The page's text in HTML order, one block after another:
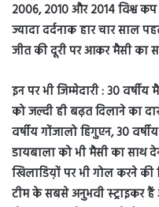
2006, 2010 और 2014 विश्व
ज्यादा दर्दनाक हार चार साल
जीत की दूरी पर आकर मैसी का
इन पर भी जिम्मेदारी : 30
को जल्दी ही बढ़त दिलाने का
वर्षीय गोंजालो हिगुएन, 30
डायबाला को भी मैसी का साथ
खिलाडिय़ों पर भी गोल करने की
टीम के सबसे अनुभवी स्ट्राइकर